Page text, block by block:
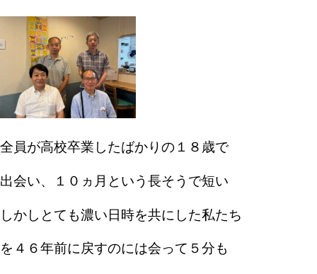
全員が高校卒業したばかりの１８歳で
出会い、１０ヵ月という長そうで短い
しかしとても濃い日時を共にした私たち
を４６年前に戻すのには会って５分も